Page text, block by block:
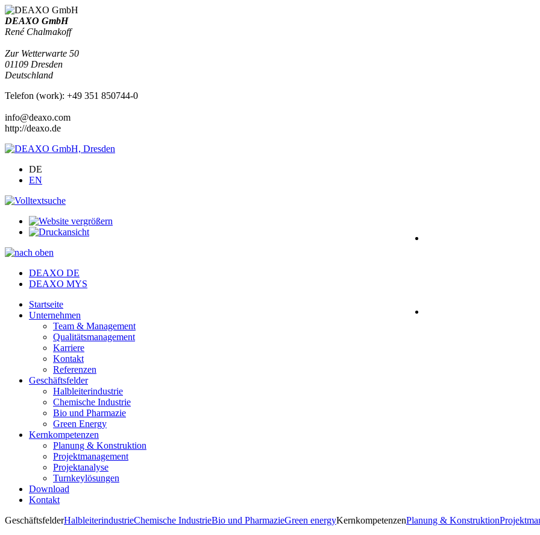
DEAXO GmbH
René Chalmakoff
Zur Wetterwarte 50
01109 Dresden
Deutschland
Telefon (work): +49 351 850744-0
info@deaxo.com
http://deaxo.de
DE
EN
DEAXO DE
DEAXO MYS
Startseite
Unternehmen
Team & Management
Qualitätsmanagement
Karriere
Kontakt
Referenzen
Geschäftsfelder
Halbleiterindustrie
Chemische Industrie
Bio und Pharmazie
Green Energy
Kernkompetenzen
Planung & Konstruktion
Projektmanagement
Projektanalyse
Turnkeylösungen
Download
Kontakt
GeschäftsfelderHalbleiterindustrieChemische IndustrieBio und PharmazieGreen energyKernkompetenzenPlanung & Konstruktion